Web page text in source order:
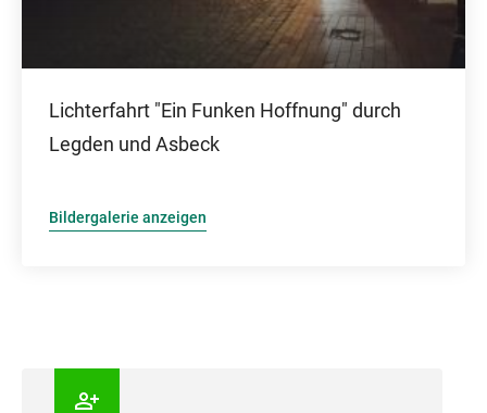
Lichterfahrt "Ein Funken Hoffnung" durch
Legden und Asbeck
Bildergalerie anzeigen